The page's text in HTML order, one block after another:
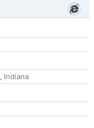
, Indiana